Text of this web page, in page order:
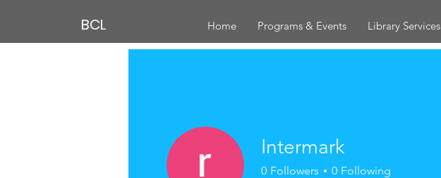
BCL Home Programs & Events Library Services
Intermark
0 Followers 0 Following